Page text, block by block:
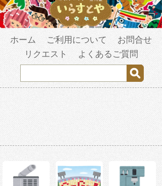
ホーム ご利用について
お問合せ
リクエスト
よくあるご質問